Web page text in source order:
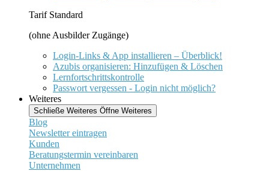
Tarif Standard
(ohne Ausbilder Zugänge)
Login-Links & App installieren – Überblick!
Azubis organisieren: Hinzufügen & Löschen
Lernfortschrittskontrolle
Passwort vergessen - Login nicht möglich?
Weiteres
Schließe Weiteres Öffne Weiteres
Blog
Newsletter eintragen
Kunden
Beratungstermin vereinbaren
Unternehmen